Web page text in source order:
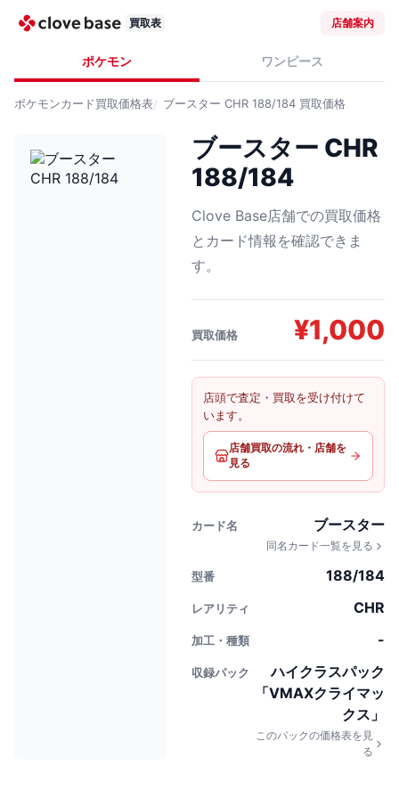
買取表 店舗案内
ポケモン ワンピース
ポケモンカード買取価格表 ブースター CHR 188/184 買取価格
ブースター CHR
188/184
Clove Base店舗での買取価格
とカード情報を確認できま
す。
買取価格 ¥1,000
店頭で査定・買取を受け付けて
います。
店舗買取の流れ・店舗を
見る
カード名 ブースター
同名カード一覧を見る
型番 188/184
レアリティ CHR
加工・種類 -
収録パック
ハイクラスパック
「VMAXクライマッ
クス」
このパックの価格表を見
る